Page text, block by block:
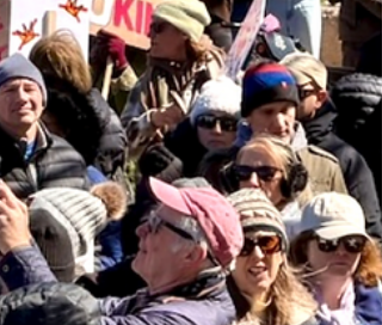
de OLA Of Eastern Long Island. La directora
ejecutiva de OLA, Minerva Pérez, posa con
alcalde Jerry Larsen y los concejales de East
Hampton Village. Foto: Cortesía La
organización OLA Of Eastern Long Island
está invitando a la comunidad local, para
que mañana 22 de abril, abra un breve